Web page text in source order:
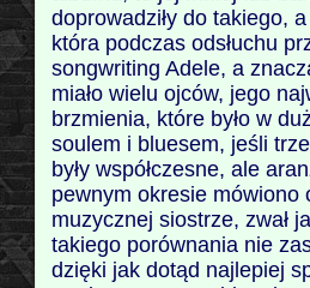
doprowadziły do takiego,
która podczas odsłuchu
songwriting Adele, a
miało wielu ojców, jego
brzmienia, które było w
soulem i bluesem, jeśli
były współczesne, ale
pewnym okresie mówiono
muzycznej siostrze, zwał
takiego porównania nie
dzięki jak dotąd najlepiej